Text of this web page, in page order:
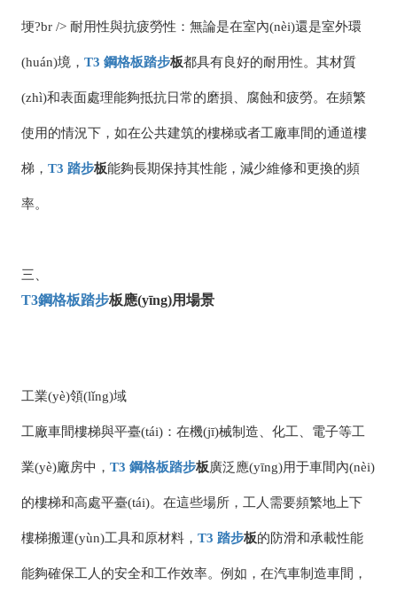
埂?br /> 耐用性與抗疲勞性：無論是在室內(nèi)還是室外環
(huán)境，T3 鋼格板踏步板都具有良好的耐用性。其材質
(zhì)和表面處理能夠抵抗日常的磨損、腐蝕和疲勞。在頻繁
使用的情況下，如在公共建筑的樓梯或者工廠車間的通道樓
梯，T3 踏步板能夠長期保持其性能，減少維修和更換的頻
率。
三、
T3鋼格板踏步板應(yīng)用場景
工業(yè)領(lǐng)域
工廠車間樓梯與平臺(tái)：在機(jī)械制造、化工、電子等工
業(yè)廠房中，T3 鋼格板踏步板廣泛應(yīng)用于車間內(nèi)
的樓梯和高處平臺(tái)。在這些場所，工人需要頻繁地上下
樓梯搬運(yùn)工具和原材料，T3 踏步板的防滑和承載性能
能夠確保工人的安全和工作效率。例如，在汽車制造車間，